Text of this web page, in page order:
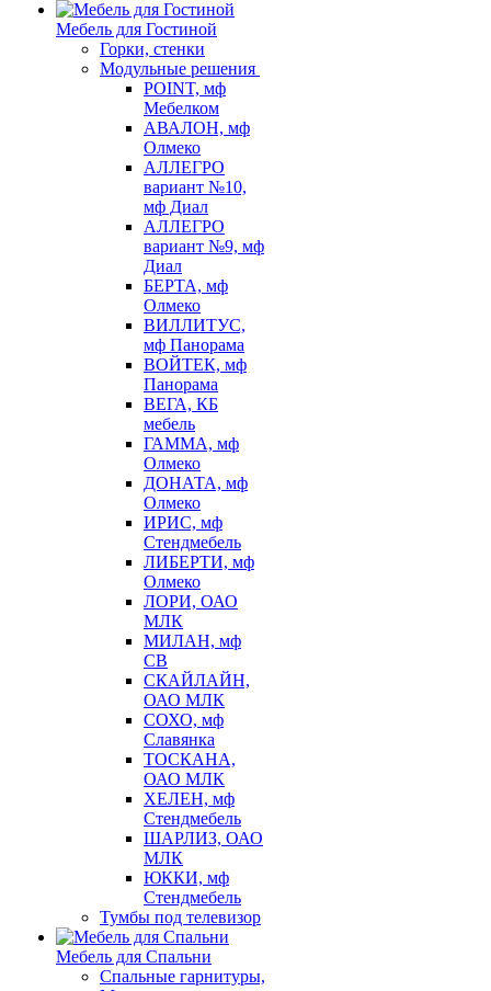
Мебель для Гостиной
Горки, стенки
Модульные решения
POINT, мф
Мебелком
АВАЛОН, мф
Олмеко
АЛЛЕГРО
вариант №10,
мф Диал
АЛЛЕГРО
вариант №9, мф
Диал
БЕРТА, мф
Олмеко
ВИЛЛИТУС,
мф Панорама
ВОЙТЕК, мф
Панорама
ВЕГА, КБ
мебель
ГАММА, мф
Олмеко
ДОНАТА, мф
Олмеко
ИРИС, мф
Стендмебель
ЛИБЕРТИ, мф
Олмеко
ЛОРИ, ОАО
МЛК
МИЛАН, мф
СВ
СКАЙЛАЙН,
ОАО МЛК
СОХО, мф
Славянка
ТОСКАНА,
ОАО МЛК
ХЕЛЕН, мф
Стендмебель
ШАРЛИЗ, ОАО
МЛК
ЮККИ, мф
Стендмебель
Тумбы под телевизор
Мебель для Спальни
Спальные гарнитуры,